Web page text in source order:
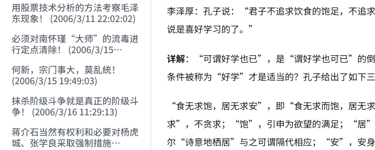
用股票技术分析的方法考察毛泽
东现象！ (2006/3/11 22:02:02)
必须对南怀瑾“大师”的流毒进
行定点清除！ (2006/3/15
何新，宗门事大，莫乱统！
(2006/3/15 19:49:03)
抹杀阶级斗争就是真正的阶级斗
争！ (2006/3/16 11:29:13)
蒋介石当然有权利和必要对杨虎
城、张学良采取强制措施
李泽厚：孔子说：“君子不追求饮食的饱足，不追
说是喜好学习的了。”
详解：“可谓好学也已”，是“谓好学也可已”
条件被称为“好学”才是适当的？孔子给出了如下
“食无求饱，居无求安”，即“食无求而饱，居
求”，不贪求；“饱”，引申为欲望的满足；“居”
尔“诗意地栖居”与之可谓隔代相应；“安”，安身